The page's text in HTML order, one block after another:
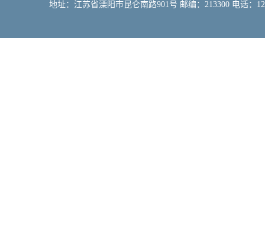
地址：江苏省溧阳市昆仑南路901号 邮编：213300 电话：